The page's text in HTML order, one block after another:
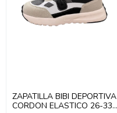
ZAPATILLA BIBI DEPORTIVA
CORDON ELASTICO 26-33